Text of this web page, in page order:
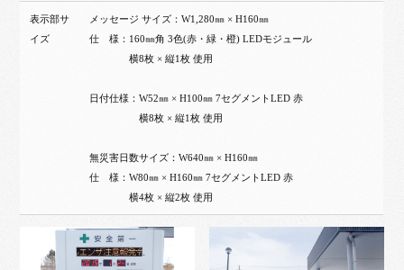
表示部サ
イズ
メッセージ サイズ：W1,280㎜ × H160㎜
仕 様：160㎜角 3色(赤・緑・橙) LEDモジュール
横8枚 × 縦1枚 使用
日付仕様：W52㎜ × H100㎜ 7セグメントLED 赤
横8枚 × 縦1枚 使用
無災害日数サイズ：W640㎜ × H160㎜
仕 様：W80㎜ × H160㎜ 7セグメントLED 赤
横4枚 × 縦2枚 使用